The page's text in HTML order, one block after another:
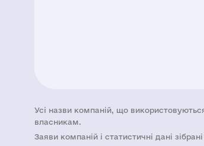
Усі назви компаній, що
власникам.
Заяви компаній i статистичні дані